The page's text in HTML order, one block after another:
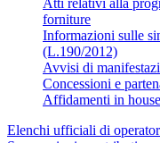
forniture
Informazioni sulle
(L.190/2012)
Avvisi di
Concessioni e
Affidamenti in house
Elenchi ufficiali di